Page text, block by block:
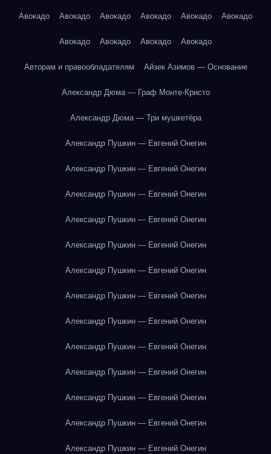
Авокадо Авокадо Авокадо Авокадо Авокадо Авокадо
Авокадо Авокадо Авокадо Авокадо
Авторам и правообладателям Айзек Азимов — Основание
Александр Дюма — Граф Монте-Кристо
Александр Дюма — Три мушкетёра
Александр Пушкин — Евгений Онегин
Александр Пушкин — Евгений Онегин
Александр Пушкин — Евгений Онегин
Александр Пушкин — Евгений Онегин
Александр Пушкин — Евгений Онегин
Александр Пушкин — Евгений Онегин
Александр Пушкин — Евгений Онегин
Александр Пушкин — Евгений Онегин
Александр Пушкин — Евгений Онегин
Александр Пушкин — Евгений Онегин
Александр Пушкин — Евгений Онегин
Александр Пушкин — Евгений Онегин
Александр Пушкин — Евгений Онегин